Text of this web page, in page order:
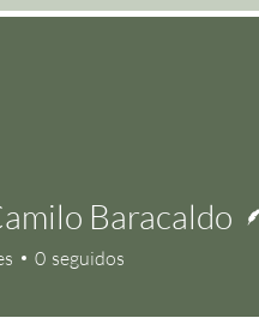
Baracaldo
Baracaldo
0 seguidos